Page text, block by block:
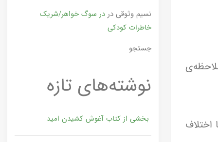
نسیم وثوقی دردر سوگ خواهر/شریک
خاطرات کودکی
جستجو
نوشته‌های تازه
بخشی از کتاب آغوش کشیدن امید